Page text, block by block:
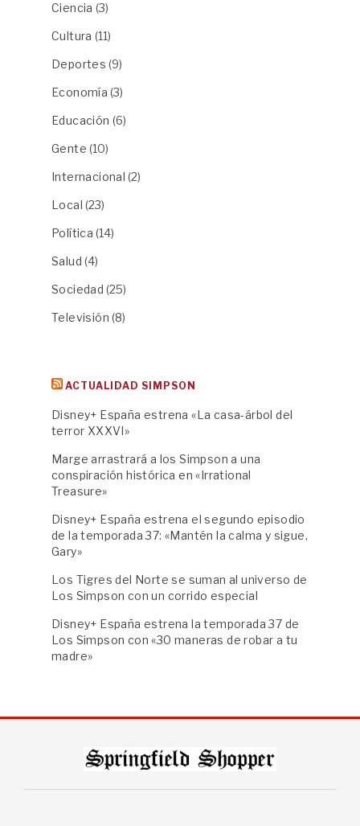
Ciencia (3)
Cultura (11)
Deportes (9)
Economía (3)
Educación (6)
Gente (10)
Internacional (2)
Local (23)
Política (14)
Salud (4)
Sociedad (25)
Televisión (8)
ACTUALIDAD SIMPSON
Disney+ España estrena «La casa-árbol del
terror XXXVI»
Marge arrastrará a los Simpson a una
conspiración histórica en «Irrational
Treasure»
Disney+ España estrena el segundo episodio
de la temporada 37: «Mantén la calma y sigue,
Gary»
Los Tigres del Norte se suman al universo de
Los Simpson con un corrido especial
Disney+ España estrena la temporada 37 de
Los Simpson con «30 maneras de robar a tu
madre»